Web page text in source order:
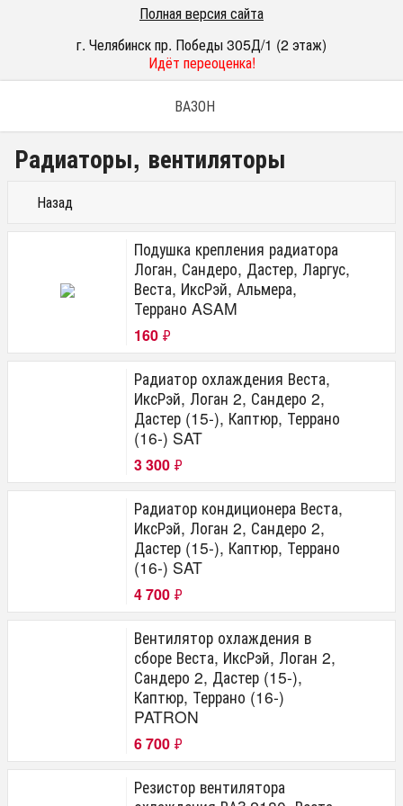
Полная версия сайта
г. Челябинск пр. Победы 305Д/1 (2 этаж)
Идёт переоценка!
ВАЗОН
Радиаторы, вентиляторы
Назад
Подушка крепления радиатора
Логан, Сандеро, Дастер, Ларгус,
Веста, ИксРэй, Альмера,
Террано ASAM
160 ₽
Радиатор охлаждения Веста,
ИксРэй, Логан 2, Сандеро 2,
Дастер (15-), Каптюр, Террано
(16-) SAT
3 300 ₽
Радиатор кондиционера Веста,
ИксРэй, Логан 2, Сандеро 2,
Дастер (15-), Каптюр, Террано
(16-) SAT
4 700 ₽
Вентилятор охлаждения в
сборе Веста, ИксРэй, Логан 2,
Сандеро 2, Дастер (15-),
Каптюр, Террано (16-)
PATRON
6 700 ₽
Резистор вентилятора